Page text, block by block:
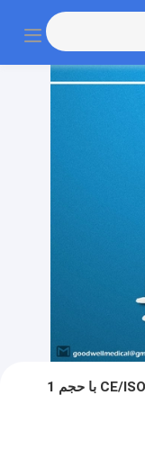
سرنگ مواد مصرفی پزشکی یکبار مصرف CE/ISO با حجم 1